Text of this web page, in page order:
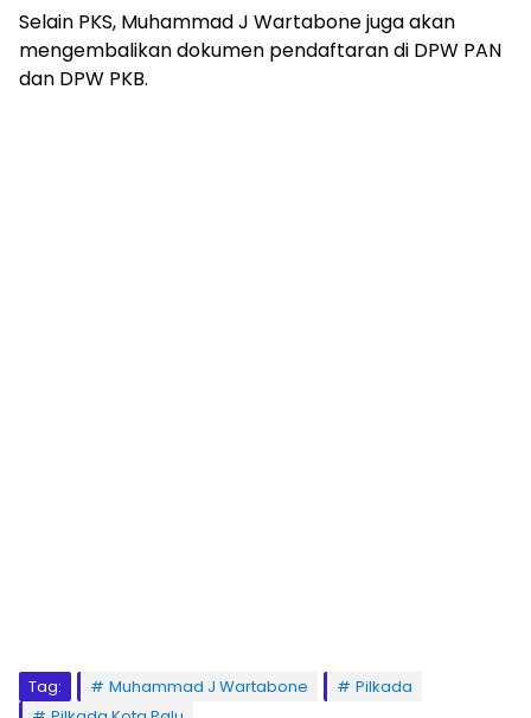
Selain PKS, Muhammad J Wartabone juga akan
mengembalikan dokumen pendaftaran di DPW PAN
dan DPW PKB.
Tag: Muhammad J Wartabone
Pilkada